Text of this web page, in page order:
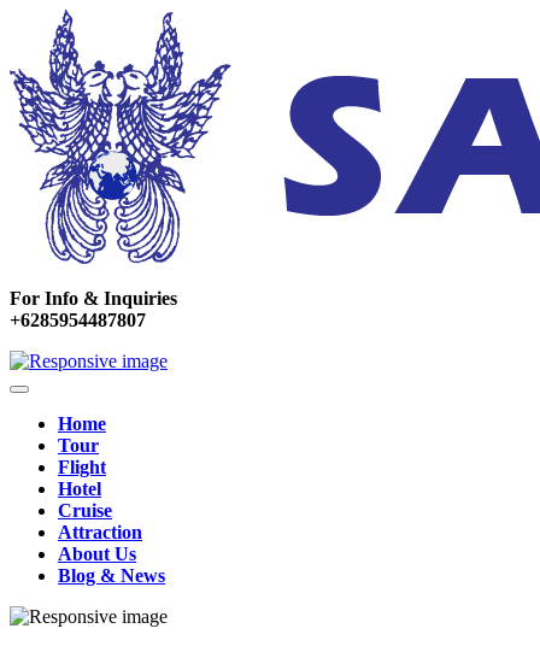
For Info & Inquiries
+6285954487807
Home
Tour
Flight
Hotel
Cruise
Attraction
About Us
Blog & News